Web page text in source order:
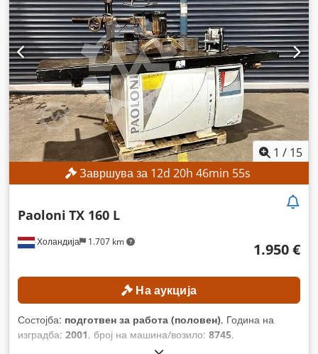
1 / 15
Завршува за 12d 20h 46min 53s
Холандија 1.707 km
Paoloni TX 160 L
1.950 €
На аукција
Состојба: подготвен за работа (половен), Година на
изградба: 2001, број на машина/возило: 8745,
целосно функционален